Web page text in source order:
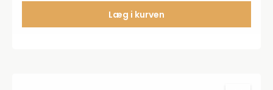
Læg i kurven